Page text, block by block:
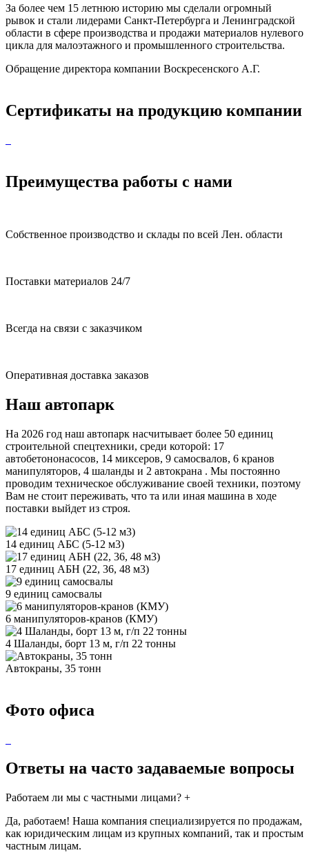
За более чем 15 летнюю историю мы сделали огромный
рывок и стали лидерами Санкт-Петербурга и Ленинградской
области в сфере производства и продажи материалов нулевого
цикла для малоэтажного и промышленного строительства.
Обращение директора компании Воскресенского А.Г.
Сертификаты на продукцию компании
Преимущества работы с нами
Собственное производство и склады по всей Лен. области
Поставки материалов 24/7
Всегда на связи с заказчиком
Оперативная доставка заказов
Наш автопарк
На 2026 год наш автопарк насчитывает более 50 единиц
строительной спецтехники, среди которой: 17
автобетононасосов, 14 миксеров, 9 самосвалов, 6 кранов
манипуляторов, 4 шаланды и 2 автокрана . Мы постоянно
проводим техническое обслуживание своей техники, поэтому
Вам не стоит переживать, что та или иная машина в ходе
поставки выйдет из строя.
14 единиц АБС (5-12 м3)
17 единиц АБН (22, 36, 48 м3)
9 единиц самосвалы
6 манипуляторов-кранов (КМУ)
4 Шаланды, борт 13 м, г/п 22 тонны
Автокраны, 35 тонн
Фото офиса
Ответы на часто задаваемые вопросы
Работаем ли мы с частными лицами? +
Да, работаем! Наша компания специализируется по продажам,
как юридическим лицам из крупных компаний, так и простым
частным лицам.